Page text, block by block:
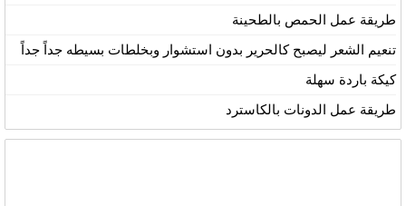
طريقة عمل الحمص بالطحينة
تنعيم الشعر ليصبح كالحرير بدون استشوار وبخلطات بسيطه جداً جداً
كيكة باردة سهلة
طريقة عمل الدونات بالكاسترد